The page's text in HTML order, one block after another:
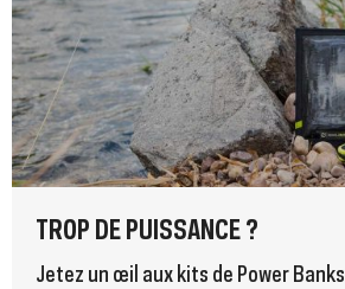
TROP DE PUISSANCE ?
Jetez un œil aux kits de Power Banks